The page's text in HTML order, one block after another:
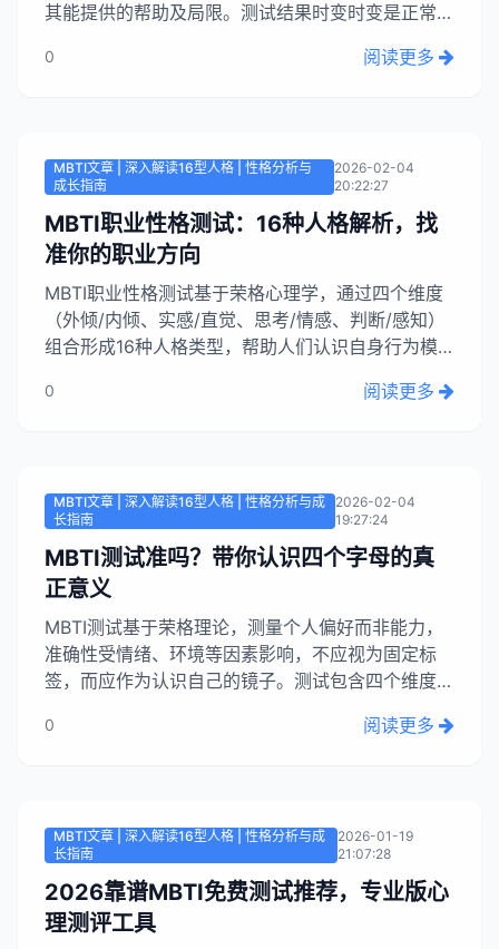
其能提供的帮助及局限。测试结果时变时变是正常现
会随生活经历（如工作压力、情感状态）而变化。
0 阅读更多
MBTI文章 | 深入解读16型人格 | 性格分析与
成长指南
2026-02-04
20:22:27
MBTI职业性格测试：16种人格解析，找
准你的职业方向
MBTI职业性格测试基于荣格心理学，通过四个维度
（外倾/内倾、实感/直觉、思考/情感、判断/感知）
组合形成16种人格类型，帮助人们认识自身行为模
分析师，ESFP适合销售。测试结果准确度取决于测
0 阅读更多
MBTI文章 | 深入解读16型人格 | 性格分析与成
长指南
2026-02-04
19:27:24
MBTI测试准吗？带你认识四个字母的真
正意义
MBTI测试基于荣格理论，测量个人偏好而非能力，
准确性受情绪、环境等因素影响，不应视为固定标
签，而应作为认识自己的镜子。测试包含四个维度：
觉）、决策风格（T理性/F感性）和生活态度（J计
0 阅读更多
MBTI文章 | 深入解读16型人格 | 性格分析与成
长指南
2026-01-19
21:07:28
2026靠谱MBTI免费测试推荐，专业版心
理测评工具